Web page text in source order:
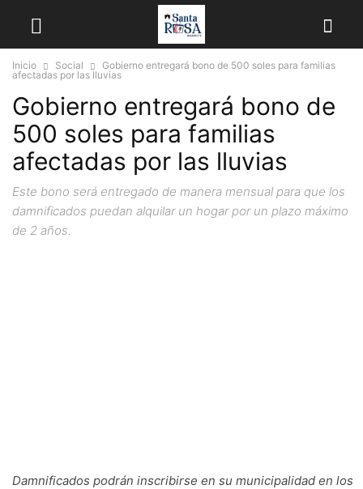
Inicio Social
Gobierno entregará bono de 500 soles para familias
afectadas por las lluvias
Gobierno entregará bono de
500 soles para familias
afectadas por las lluvias
Este bono será entregado de manera mensual para que los
damnificados puedan alquilar un hogar por un plazo máximo
de 2 años.
Damnificados podrán inscribirse en su municipalidad en los